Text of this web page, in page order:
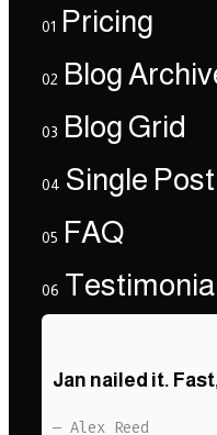
01 Pricing
02 Blog
03 Blog Grid
04 Single Post
05 FAQ
06
Jan nailed it.
— Alex Reed